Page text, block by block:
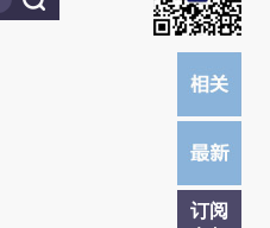
订阅